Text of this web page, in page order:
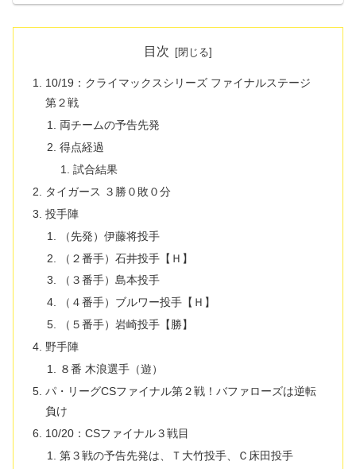
目次
10/19：クライマックスシリーズ ファイナルステージ
第２戦
両チームの予告先発
得点経過
試合結果
タイガース ３勝０敗０分
投手陣
（先発）伊藤将投手
（２番手）石井投手【Ｈ】
（３番手）島本投手
（４番手）ブルワー投手【Ｈ】
（５番手）岩崎投手【勝】
野手陣
８番 木浪選手（遊）
パ・リーグCSファイナル第２戦！バファローズは逆転
負け
10/20：CSファイナル３戦目
第３戦の予告先発は、Ｔ大竹投手、Ｃ床田投手